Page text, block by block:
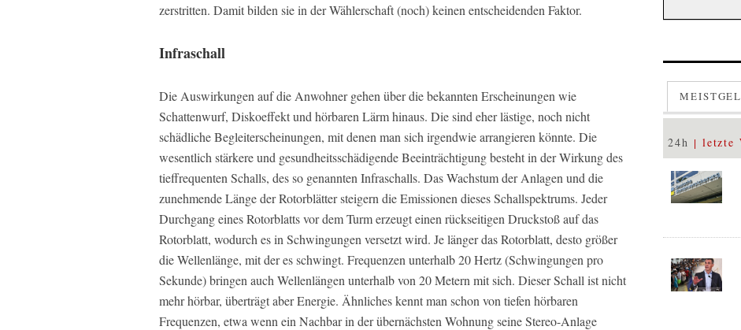
zerstritten. Damit bilden sie in der Wählerschaft (noch) keinen entscheidenden Faktor.
Infraschall
Die Auswirkungen auf die Anwohner gehen über die bekannten Erscheinungen wie
Schattenwurf, Diskoeffekt und hörbaren Lärm hinaus. Die sind eher lästige, noch nicht
schädliche Begleiterscheinungen, mit denen man sich irgendwie arrangieren könnte. Die
wesentlich stärkere und gesundheitsschädigende Beeinträchtigung besteht in der Wirkung des
tieffrequenten Schalls, des so genannten Infraschalls. Das Wachstum der Anlagen und die
zunehmende Länge der Rotorblätter steigern die Emissionen dieses Schallspektrums. Jeder
Durchgang eines Rotorblatts vor dem Turm erzeugt einen rückseitigen Druckstoß auf das
Rotorblatt, wodurch es in Schwingungen versetzt wird. Je länger das Rotorblatt, desto größer
die Wellenlänge, mit der es schwingt. Frequenzen unterhalb 20 Hertz (Schwingungen pro
Sekunde) bringen auch Wellenlängen unterhalb von 20 Metern mit sich. Dieser Schall ist nicht
mehr hörbar, überträgt aber Energie. Ähnliches kennt man schon von tiefen hörbaren
Frequenzen, etwa wenn ein Nachbar in der übernächsten Wohnung seine Stereo-Anlage
24h letzte